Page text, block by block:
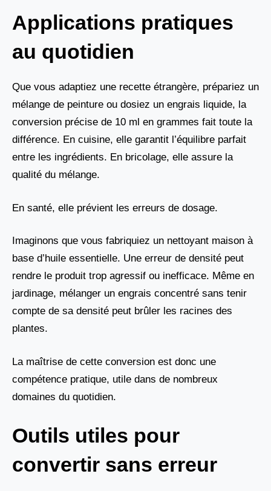
Applications pratiques
au quotidien
Que vous adaptiez une recette étrangère, prépariez un
mélange de peinture ou dosiez un engrais liquide, la
conversion précise de 10 ml en grammes fait toute la
différence. En cuisine, elle garantit l’équilibre parfait
entre les ingrédients. En bricolage, elle assure la
qualité du mélange.
En santé, elle prévient les erreurs de dosage.
Imaginons que vous fabriquiez un nettoyant maison à
base d’huile essentielle. Une erreur de densité peut
rendre le produit trop agressif ou inefficace. Même en
jardinage, mélanger un engrais concentré sans tenir
compte de sa densité peut brûler les racines des
plantes.
La maîtrise de cette conversion est donc une
compétence pratique, utile dans de nombreux
domaines du quotidien.
Outils utiles pour
convertir sans erreur